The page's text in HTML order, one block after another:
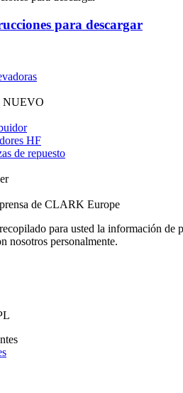
para descargar
NUEVO
HF
de repuesto
de CLARK Europe
para usted la información
nosotros personalmente.